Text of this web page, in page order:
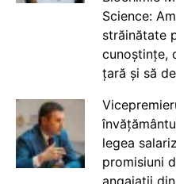
Science:
străinătate
cunoștințe,
țară și să
legea
promisiuni
angajații